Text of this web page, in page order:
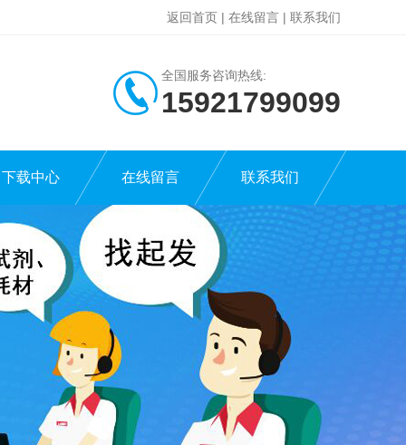
返回首页 | 在线留言 | 联系我们
全国服务咨询热线:
15921799099
下载中心 在线留言 联系我们